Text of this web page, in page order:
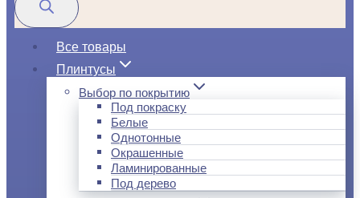
Все товары
Плинтусы
Выбор по покрытию
Под покраску
Белые
Однотонные
Окрашенные
Ламинированные
Под дерево